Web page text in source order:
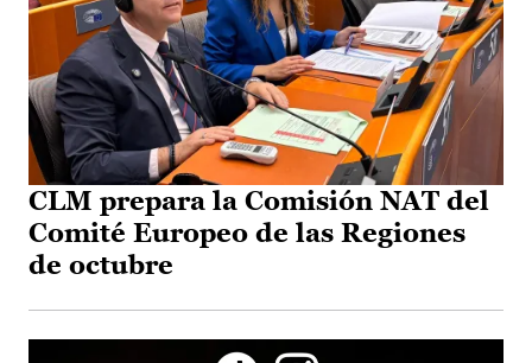
CLM prepara la Comisión NAT del
Comité Europeo de las Regiones
de octubre